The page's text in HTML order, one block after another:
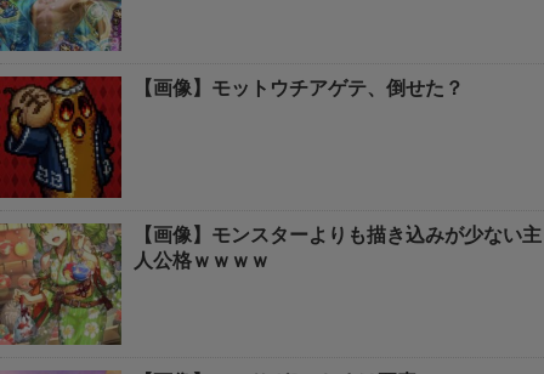
【画像】モットウチアゲテ、倒せた？
【画像】モンスターよりも描き込みが少ない主
人公格ｗｗｗｗ